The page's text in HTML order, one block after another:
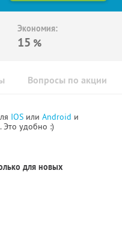
Экономия:
15 %
Вопросы по акции
IOS или Android и
Это удобно :)
для новых